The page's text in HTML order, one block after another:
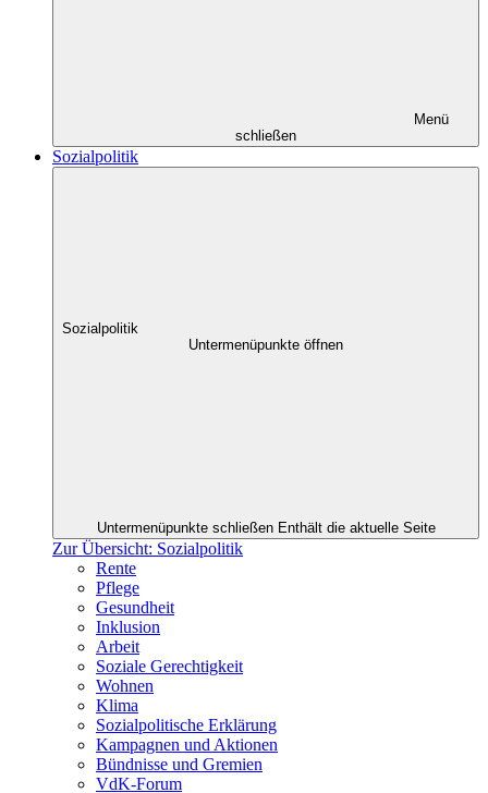
Menü
schließen
Sozialpolitik
Sozialpolitik
Untermenüpunkte öffnen
Untermenüpunkte schließen Enthält die aktuelle Seite
Zur Übersicht: Sozialpolitik
Rente
Pflege
Gesundheit
Inklusion
Arbeit
Soziale Gerechtigkeit
Wohnen
Klima
Sozialpolitische Erklärung
Kampagnen und Aktionen
Bündnisse und Gremien
VdK-Forum